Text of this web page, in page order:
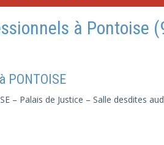
à Pontoise
PONTOISE
– Palais de Justice – Salle desdites